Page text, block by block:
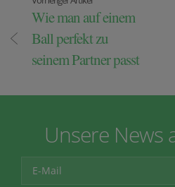
Wie man auf einem
Ball perfekt zu
seinem Partner passt
Unsere News